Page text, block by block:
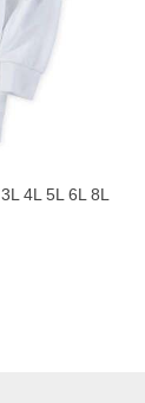
4L 5L 6L 8L